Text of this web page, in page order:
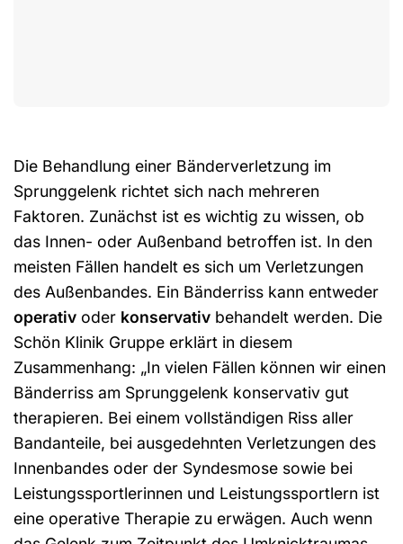
Die Behandlung einer Bänderverletzung im
Sprunggelenk richtet sich nach mehreren
Faktoren. Zunächst ist es wichtig zu wissen, ob
das Innen- oder Außenband betroffen ist. In den
meisten Fällen handelt es sich um Verletzungen
des Außenbandes. Ein Bänderriss kann entweder
operativ oder konservativ behandelt werden. Die
Schön Klinik Gruppe erklärt in diesem
Zusammenhang: „In vielen Fällen können wir einen
Bänderriss am Sprunggelenk konservativ gut
therapieren. Bei einem vollständigen Riss aller
Bandanteile, bei ausgedehnten Verletzungen des
Innenbandes oder der Syndesmose sowie bei
Leistungssportlerinnen und Leistungssportlern ist
eine operative Therapie zu erwägen. Auch wenn